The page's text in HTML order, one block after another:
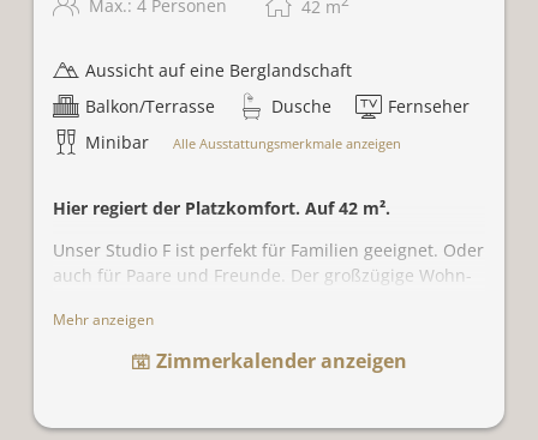
Max.: 4 Personen 42 m
Aussicht auf eine Berglandschaft
Balkon/Terrasse
Dusche
Fernseher
Minibar
Alle Ausstattungsmerkmale anzeigen
Hier regiert der Platzkomfort. Auf 42 m².
Unser Studio F ist perfekt für Familien geeignet. Oder
auch für Paare und Freunde. Der großzügige Wohn-
Sitzecke und dem Day Bed ausreichend Raum. Für
Spiel und Spaß. Und der südseitige Balkon bietet
Erholung mit Aussicht in die Bergwelt.
oder 1 Erwachsenen (140x200 Bettgröße)
Mehr anzeigen
Zimmerkalender anzeigen